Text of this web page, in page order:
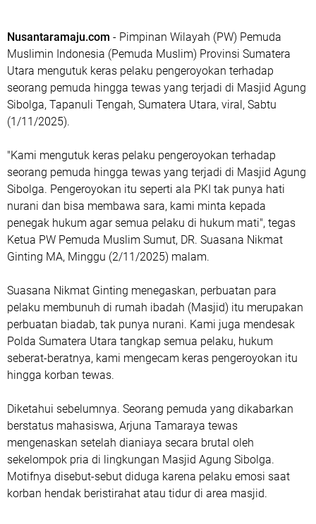
Nusantaramaju.com - Pimpinan Wilayah (PW) Pemuda
Muslimin Indonesia (Pemuda Muslim) Provinsi Sumatera
Utara mengutuk keras pelaku pengeroyokan terhadap
seorang pemuda hingga tewas yang terjadi di Masjid Agung
Sibolga, Tapanuli Tengah, Sumatera Utara, viral, Sabtu
(1/11/2025).
"Kami mengutuk keras pelaku pengeroyokan terhadap
seorang pemuda hingga tewas yang terjadi di Masjid Agung
Sibolga. Pengeroyokan itu seperti ala PKI tak punya hati
nurani dan bisa membawa sara, kami minta kepada
penegak hukum agar semua pelaku di hukum mati", tegas
Ketua PW Pemuda Muslim Sumut, DR. Suasana Nikmat
Ginting MA, Minggu (2/11/2025) malam.
Suasana Nikmat Ginting menegaskan, perbuatan para
pelaku membunuh di rumah ibadah (Masjid) itu merupakan
perbuatan biadab, tak punya nurani. Kami juga mendesak
Polda Sumatera Utara tangkap semua pelaku, hukum
seberat-beratnya, kami mengecam keras pengeroyokan itu
hingga korban tewas.
Diketahui sebelumnya. Seorang pemuda yang dikabarkan
berstatus mahasiswa, Arjuna Tamaraya tewas
mengenaskan setelah dianiaya secara brutal oleh
sekelompok pria di lingkungan Masjid Agung Sibolga.
Motifnya disebut-sebut diduga karena pelaku emosi saat
korban hendak beristirahat atau tidur di area masjid.